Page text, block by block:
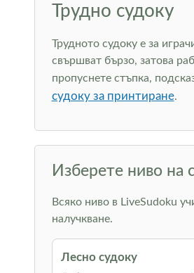
Трудно судоку
Трудното судоку е за
свършват бързо, затова
пропуснете стъпка,
судоку за принтиране.
Изберете ниво на
Всяко ниво в LiveSudoku
налучкване.
Лесно судоку